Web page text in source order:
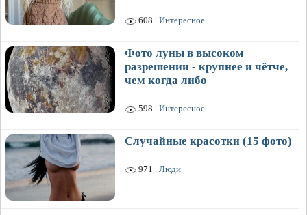
608 | Интересное
Фото луны в высоком
разрешении - крупнее и чётче,
чем когда либо
598 | Интересное
Случайные красотки (15 фото)
971 | Люди